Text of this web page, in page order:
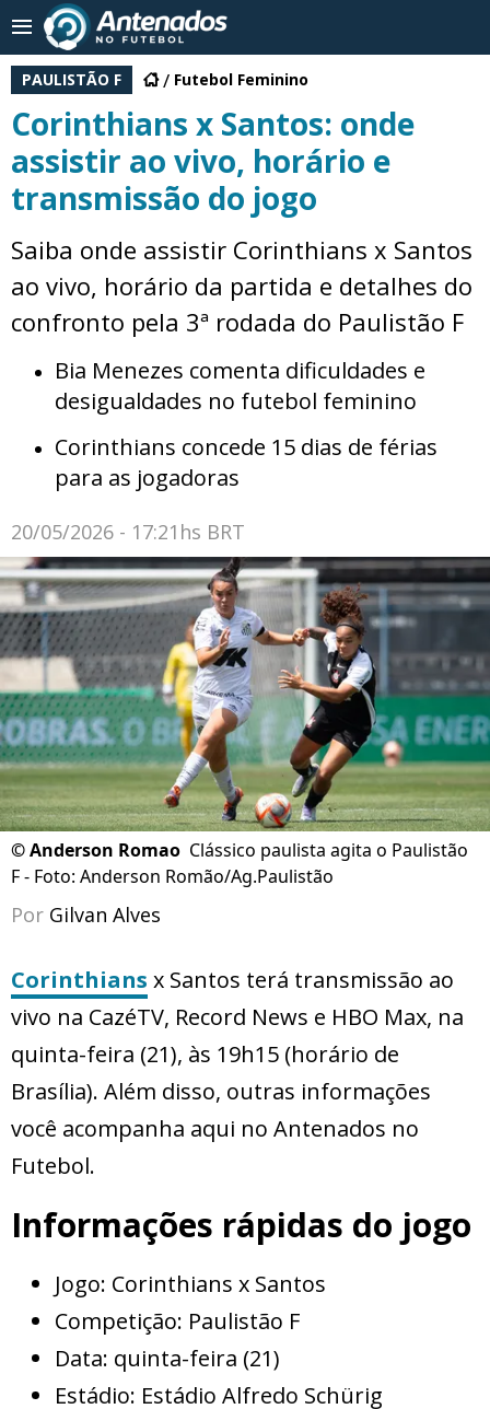
PAULISTÃO F Futebol Feminino
Corinthians x Santos: onde
assistir ao vivo, horário e
transmissão do jogo
Saiba onde assistir Corinthians x Santos
ao vivo, horário da partida e detalhes do
confronto pela 3ª rodada do Paulistão F
Bia Menezes comenta dificuldades e
desigualdades no futebol feminino
Corinthians concede 15 dias de férias
para as jogadoras
20/05/2026 - 17:21hs BRT
©Anderson Romao Clássico paulista agita o Paulistão
F - Foto: Anderson Romão/Ag.Paulistão
Por Gilvan Alves
Corinthians x Santos terá transmissão ao
vivo na CazéTV, Record News e HBO Max, na
quinta-feira (21), às 19h15 (horário de
Brasília). Além disso, outras informações
você acompanha aqui no Antenados no
Futebol.
Informações rápidas do jogo
Jogo: Corinthians x Santos
Competição: Paulistão F
Data: quinta-feira (21)
Estádio: Estádio Alfredo Schürig